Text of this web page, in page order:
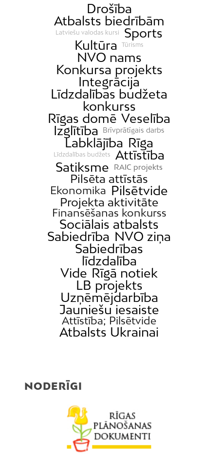
Drošība
Atbalsts biedrībām
Latviešu valodas kursi
Sports
Kultūra
Tūrisms
NVO nams
Konkursa projekts
Integrācija
Līdzdalības budžeta
konkurss
Rīgas domē Veselība
Izglītība
Brīvprātīgais darbs
Labklājība Rīga
Līdzdalības budžets
Attīstība
Satiksme
RAIC projekts
Pilsēta attīstās
Ekonomika Pilsētvide
Projekta aktivitāte
Finansēšanas konkurss
Sociālais atbalsts
Sabiedrība NVO ziņa
Sabiedrības
līdzdalība
Vide Rīgā notiek
LB projekts
Uzņēmējdarbība
Jauniešu iesaiste
Attīstība; Pilsētvide
Atbalsts Ukrainai
NODERĪGI